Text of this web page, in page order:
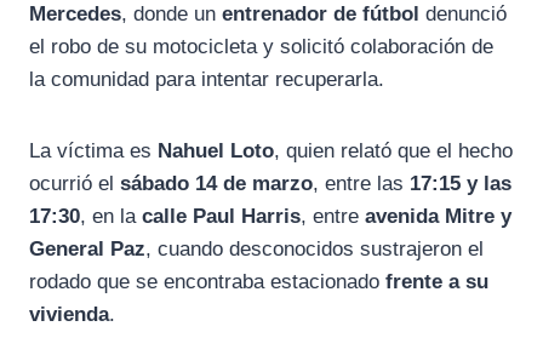
e
b
e
g
t
s
Mercedes, donde un entrenador de fútbol denunció
el robo de su motocicleta y solicitó colaboración de
la comunidad para intentar recuperarla.
La víctima es Nahuel Loto, quien relató que el hecho
ocurrió el sábado 14 de marzo, entre las 17:15 y las
17:30, en la calle Paul Harris, entre avenida Mitre y
General Paz, cuando desconocidos sustrajeron el
rodado que se encontraba estacionado frente a su
vivienda.